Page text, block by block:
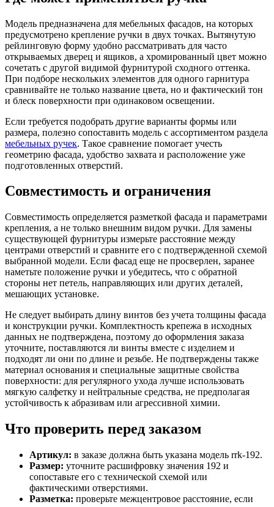
Модель предназначена для мебельных фасадов, на которых
предусмотрено крепление ручки в двух точках. Вытянутую
рейлинговую форму удобно рассматривать для часто
открываемых дверец и ящиков, а хромированный цвет можно
сочетать с другой видимой фурнитурой сходного оттенка.
При подборе нескольких элементов для одного гарнитура
сравнивайте не только название цвета, но и фактический тон
и блеск поверхности при одинаковом освещении.
Если требуется подобрать другие варианты формы или
размера, полезно сопоставить модель с ассортиментом раздела
мебельных ручек. Такое сравнение помогает учесть
геометрию фасада, удобство захвата и расположение уже
подготовленных отверстий.
Совместимость и ограничения
Совместимость определяется разметкой фасада и параметрами
крепления, а не только внешним видом ручки. Для замены
существующей фурнитуры измерьте расстояние между
центрами отверстий и сравните его с подтвержденной схемой
выбранной модели. Если фасад еще не просверлен, заранее
наметьте положение ручки и убедитесь, что с обратной
стороны нет петель, направляющих или других деталей,
мешающих установке.
Не следует выбирать длину винтов без учета толщины фасада
и конструкции ручки. Комплектность крепежа в исходных
данных не подтверждена, поэтому до оформления заказа
уточните, поставляются ли винты вместе с изделием и
подходят ли они по длине и резьбе. Не подтверждены также
материал основания и специальные защитные свойства
поверхности: для регулярного ухода лучше использовать
мягкую салфетку и нейтральные средства, не предполагая
устойчивость к абразивам или агрессивной химии.
Что проверить перед заказом
Артикул: в заказе должна быть указана модель rrk-192.
Размер: уточните расшифровку значения 192 и
сопоставьте его с технической схемой или
фактическими отверстиями.
Разметка: проверьте межцентровое расстояние, если